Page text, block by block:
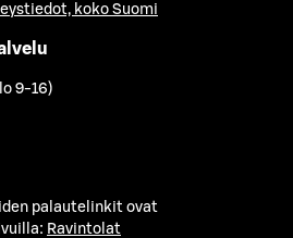
koko Suomi
9-16)
palautelinkit ovat
Ravintolat